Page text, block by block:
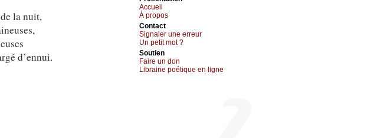
la nuit,
d’ennui.
Acсuеil
À prоpos
Cоntact
Signaler une errеur
Un pеtit mоt ?
Sоutien
Fаirе un dоn
Librairiе pоétique en lignе